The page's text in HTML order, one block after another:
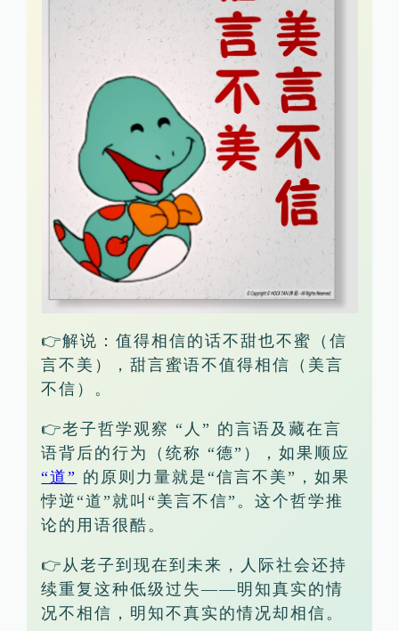
👉解说：值得相信的话不甜也不蜜（信
言不美），甜言蜜语不值得相信（美言
不信）。
👉老子哲学观察 “人” 的言语及藏在言
语背后的行为（统称 “德”），如果顺应
“道” 的原则力量就是“信言不美”，如果
悖逆“道”就叫“美言不信”。这个哲学推
论的用语很酷。
👉从老子到现在到未来，人际社会还持
续重复这种低级过失——明知真实的情
况不相信，明知不真实的情况却相信。